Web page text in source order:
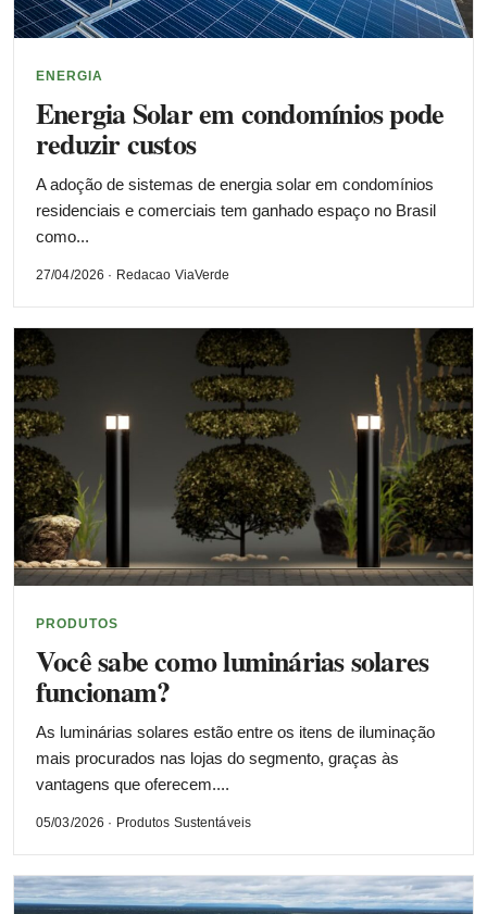
ENERGIA
Energia Solar em condomínios pode
reduzir custos
A adoção de sistemas de energia solar em condomínios
residenciais e comerciais tem ganhado espaço no Brasil
como...
27/04/2026 · Redacao ViaVerde
PRODUTOS
Você sabe como luminárias solares
funcionam?
As luminárias solares estão entre os itens de iluminação
mais procurados nas lojas do segmento, graças às
vantagens que oferecem....
05/03/2026 · Produtos Sustentáveis